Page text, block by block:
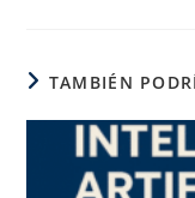
TAMBIÉN